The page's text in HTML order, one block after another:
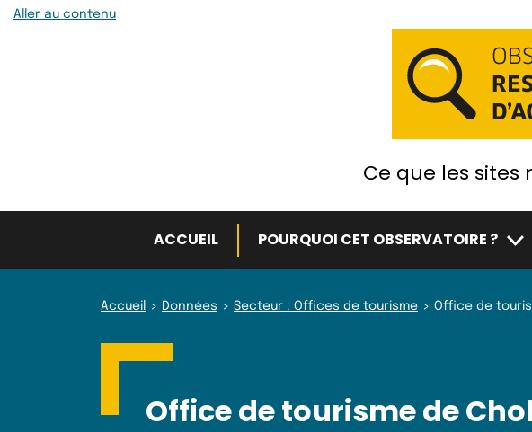
Aller au contenu
Ce que les sites
ACCUEIL POURQUOI CET OBSERVATOIRE ?
Accueil Données Secteur : Offices de tourisme Office de
Office de tourisme de